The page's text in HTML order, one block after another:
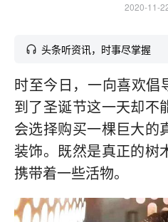
2020-11-
头条听资讯，时事尽掌握
时至今日，一向喜欢倡
到了圣诞节这一天却不
会选择购买一棵巨大的
装饰。既然是真正的树
携带着一些活物。